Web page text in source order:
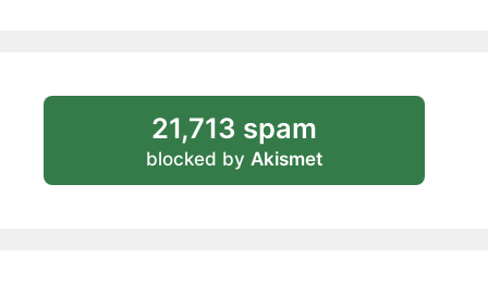
21,713 spam
blocked by Akismet